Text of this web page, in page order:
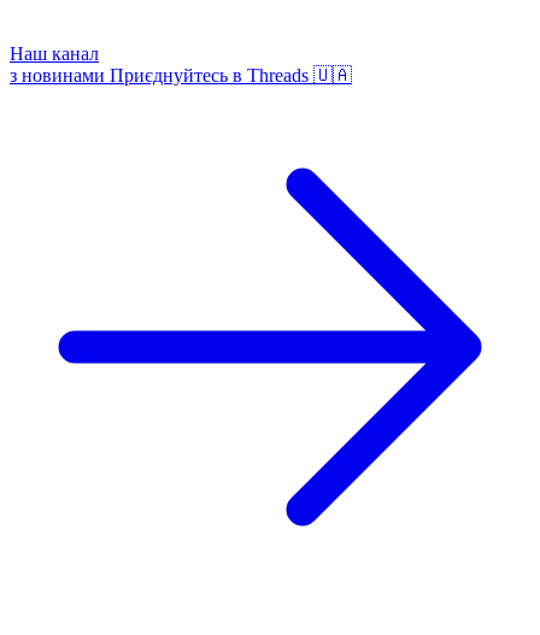
Наш канал
з новинами Приєднуйтесь в Threads 🇺🇦